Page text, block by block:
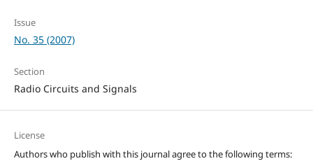
Issue
No. 35 (2007)
Section
Radio Circuits and Signals
License
Authors who publish with this journal agree to the following terms: